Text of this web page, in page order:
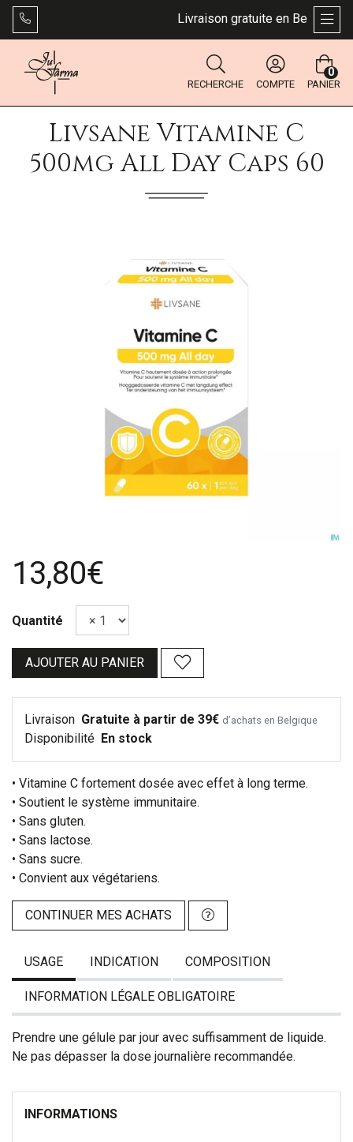
Livraison gratuite en Belgique
RECHERCHE COMPTE PANIER
0
Livsane Vitamine C
500mg All Day Caps 60
13,80€
Quantité
AJOUTER AU PANIER
Livraison Gratuite à partir de 39€ d’achats en Belgique
Disponibilité En stock
• Vitamine C fortement dosée avec effet à long terme.
• Soutient le système immunitaire.
• Sans gluten.
• Sans lactose.
• Sans sucre.
• Convient aux végétariens.
CONTINUER MES ACHATS
USAGE INDICATION COMPOSITION
INFORMATION LÉGALE OBLIGATOIRE
Prendre une gélule par jour avec suffisamment de liquide.
Ne pas dépasser la dose journalière recommandée.
INFORMATIONS